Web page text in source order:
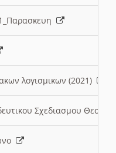
λογισμικων (2021)
Σχεδιασμου